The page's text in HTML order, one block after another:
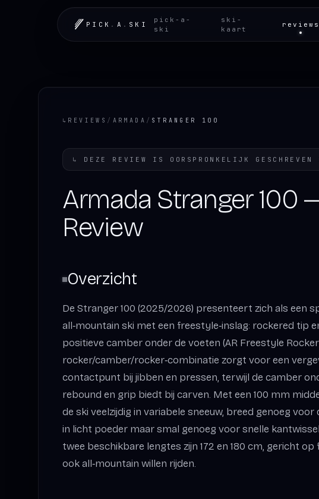
PICK . A . SKI
pick-a-
ski
ski-
kaart
reviews
↳ REVIEWS / ARMADA / STRANGER 100
↳ DEZE REVIEW IS OORSPRONKELIJK
Armada Stranger 100
Review
Overzicht
De Stranger 100 (2025/2026) presenteert zich als een
all‑mountain ski met een freestyle‑inslag: rockered tip
positieve camber onder de voeten (AR Freestyle
rocker/camber/rocker‑combinatie zorgt voor een
contactpunt bij jibben en pressen, terwijl de camber
rebound en grip biedt bij carven. Met een 100 mm
de ski veelzijdig in variabele sneeuw, breed genoeg
in licht poeder maar smal genoeg voor snelle
twee beschikbare lengtes zijn 172 en 180 cm, gericht
ook all‑mountain willen rijden.